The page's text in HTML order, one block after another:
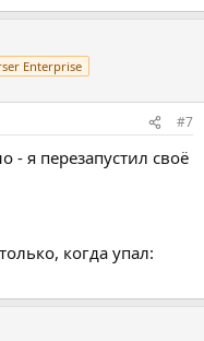
Enterprise
#7
- я перезапустил своё
когда упал: